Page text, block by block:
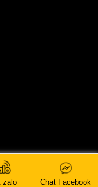
zalo Chat Facebook